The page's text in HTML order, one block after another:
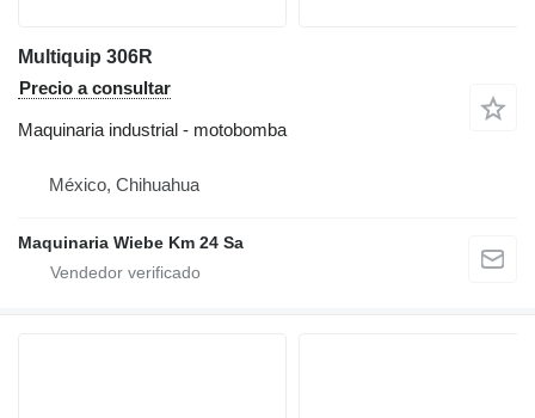
Multiquip 306R
Precio a consultar
Maquinaria industrial - motobomba
México, Chihuahua
Maquinaria Wiebe Km 24 Sa